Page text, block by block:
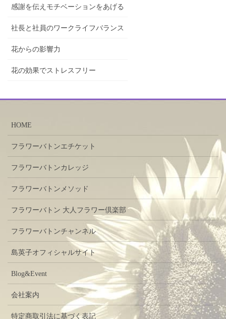
感謝を伝えモチベーションをあげる
社長と社員のワークライフバランス
花からの影響力
花の効果でストレスフリー
HOME
フラワーバトンエチケット
フラワーバトンカレッジ
フラワーバトンメソッド
フラワーバトン 大人フラワー倶楽部
フラワーバトンチャンネル
島英子オフィシャルサイト
Blog&Event
会社案内
特定商取引法に基づく表記